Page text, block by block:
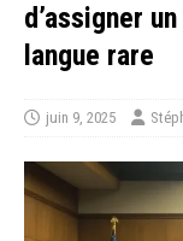
d’assigner
langue rare
juin 9, 2025